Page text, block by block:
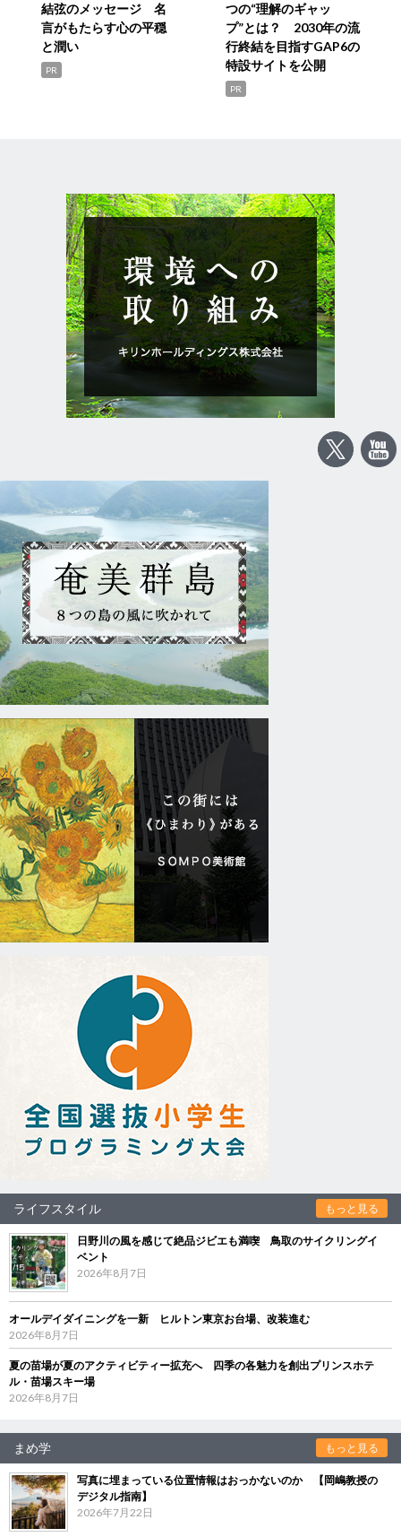
結弦のメッセージ 名
言がもたらす心の平穏
と潤い
PR
つの“理解のギャッ
プ”とは？ 2030年の流
行終結を目指すGAP6の
特設サイトを公開
PR
ライフスタイル もっと見る
日野川の風を感じて絶品ジビエも満喫 鳥取のサイクリングイ
ベント
2026年8月7日
オールデイダイニングを一新 ヒルトン東京お台場、改装進む
2026年8月7日
夏の苗場が夏のアクティビティー拡充へ 四季の各魅力を創出プリンスホテ
ル・苗場スキー場
2026年8月7日
まめ学 もっと見る
写真に埋まっている位置情報はおっかないのか 【岡嶋教授の
デジタル指南】
2026年7月22日